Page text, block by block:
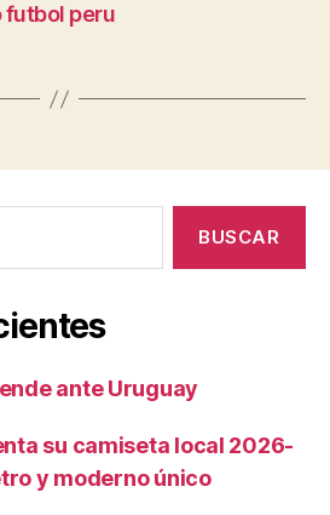
futbol peru
ante Uruguay
su camiseta local 2026-
y moderno único